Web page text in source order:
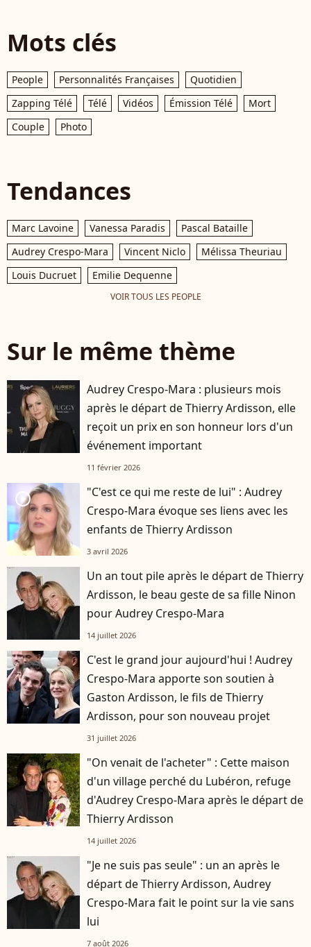
Mots clés
People Personnalités Françaises
Quotidien
Zapping Télé
Télé Vidéos Émission Télé
Mort
Couple
Photo
Tendances
Marc Lavoine Vanessa Paradis
Pascal Bataille
Audrey Crespo-Mara
Vincent Niclo
Mélissa Theuriau
Louis Ducruet
Emilie Dequenne
VOIR TOUS LES PEOPLE
Sur le même thème
Audrey Crespo-Mara : plusieurs mois
après le départ de Thierry Ardisson, elle
reçoit un prix en son honneur lors d'un
événement important
11 février 2026
player2
"C'est ce qui me reste de lui" : Audrey
Crespo-Mara évoque ses liens avec les
enfants de Thierry Ardisson
3 avril 2026
Un an tout pile après le départ de Thierry
Ardisson, le beau geste de sa fille Ninon
pour Audrey Crespo-Mara
14 juillet 2026
C'est le grand jour aujourd'hui ! Audrey
Crespo-Mara apporte son soutien à
Gaston Ardisson, le fils de Thierry
Ardisson, pour son nouveau projet
31 juillet 2026
"On venait de l'acheter" : Cette maison
d'un village perché du Lubéron, refuge
d'Audrey Crespo-Mara après le départ de
Thierry Ardisson
14 juillet 2026
"Je ne suis pas seule" : un an après le
départ de Thierry Ardisson, Audrey
Crespo-Mara fait le point sur la vie sans
lui
7 août 2026